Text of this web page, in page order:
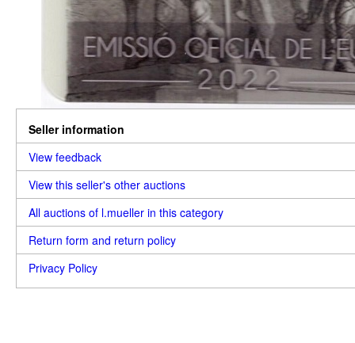
Seller information
View feedback
View this seller's other auctions
All auctions of l.mueller in this category
Return form and return policy
Privacy Policy